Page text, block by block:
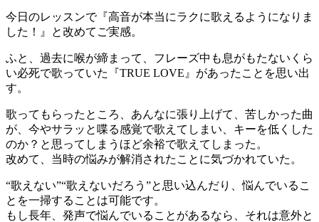
今日のレッスンで『高音が本当にラクに歌えるようになりま
した！』と改めてご実感。
ふと、過去に喉が締まって、フレーズ中も息がもたないくら
い必死で歌っていた『TRUE LOVE』があったことを思い出
す。
歌ってもらったところ、あんなに張り上げて、苦しかった曲
が、今やサラッと喋る感覚で歌えてしまい、キーを低くした
のか？と思ってしまうほど余裕で歌えてしまった。
改めて、当時の悩みが解消されたことに気づかれていた。
“歌えない”“歌えないだろう”と思い込んだり、悩んでいるこ
とを一掃することは可能です。
もし長年、発声で悩んでいることがあるなら、それは意外と